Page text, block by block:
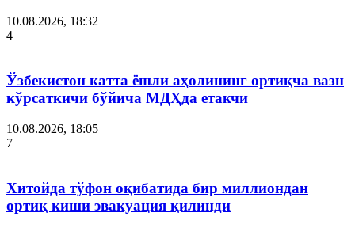
10.08.2026, 18:32
4
Ўзбекистон катта ёшли аҳолининг ортиқча вазн
кўрсаткичи бўйича МДҲда етакчи
10.08.2026, 18:05
7
Хитойда тўфон оқибатида бир миллиондан
ортиқ киши эвакуация қилинди